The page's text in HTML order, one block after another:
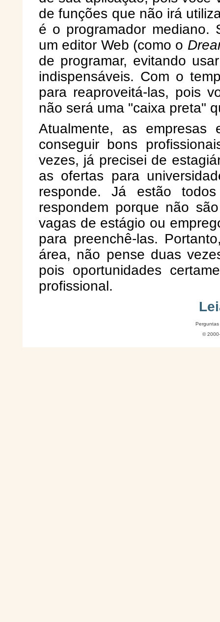
de funções que não irá
é o programador mediano.
um editor Web (como o
de programar, evitando
indispensáveis. Com o
para reaproveitá-las, pois
não será uma "caixa preta"
Atualmente, as empresas
conseguir bons
vezes, já precisei de
as ofertas para
responde. Já estão
respondem porque não
vagas de estágio ou
para preenchê-las.
área, não pense duas
pois oportunidades
profissional.
©